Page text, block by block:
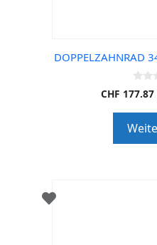
DOPPELZAHNRAD
0
o
o
f
5
CHF 177.87